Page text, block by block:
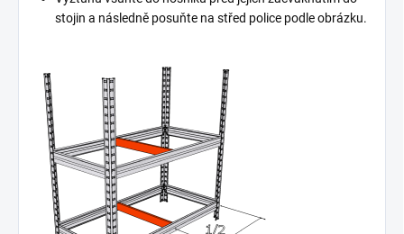
stojin a následně posuňte na střed police podle obrázku.